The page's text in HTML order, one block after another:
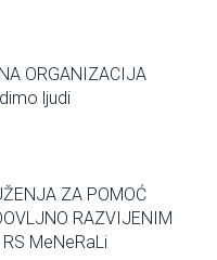
ORGANIZACIJA
ljudi
ZA POMOĆ
RAZVIJENIM
MeNeRaLi